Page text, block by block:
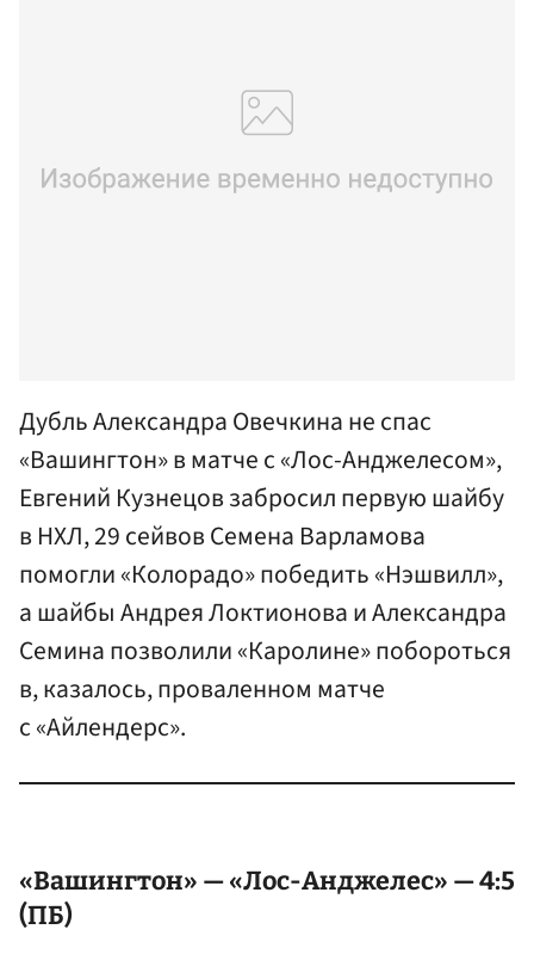
Дубль Александра Овечкина не спас
«Вашингтон» в матче с «Лос-Анджелесом»,
Евгений Кузнецов забросил первую шайбу
в НХЛ, 29 сейвов Семена Варламова
помогли «Колорадо» победить «Нэшвилл»,
а шайбы Андрея Локтионова и Александра
Семина позволили «Каролине» побороться
в, казалось, проваленном матче
с «Айлендерс».
«Вашингтон» — «Лос-Анджелес» — 4:5
(ПБ)